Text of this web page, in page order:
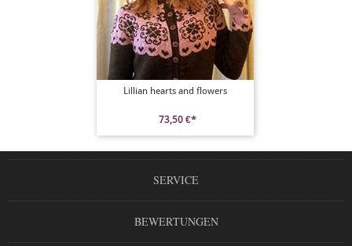
Lillian hearts and flowers
73,50 €*
SERVICE
BEWERTUNGEN